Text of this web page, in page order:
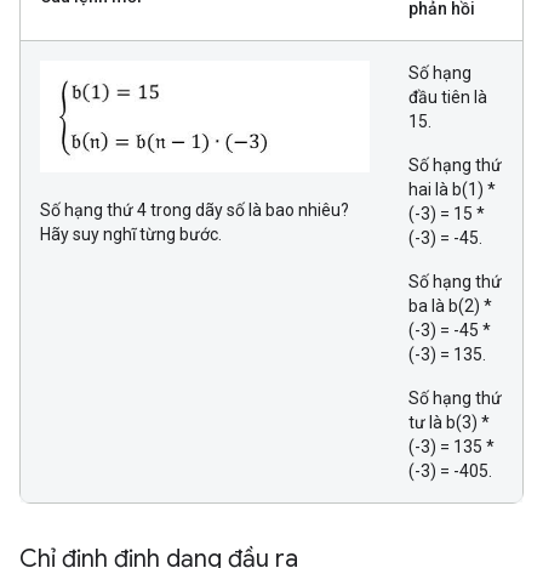
phản hồi
Số hạng thứ 4 trong dãy số là bao nhiêu?
Hãy suy nghĩ từng bước.
Số hạng
đầu tiên là
15.
Số hạng thứ
hai là b(1) *
(-3) = 15 *
(-3) = -45.
Số hạng thứ
ba là b(2) *
(-3) = -45 *
(-3) = 135.
Số hạng thứ
tư là b(3) *
(-3) = 135 *
(-3) = -405.
Chỉ định định dạng đầu ra